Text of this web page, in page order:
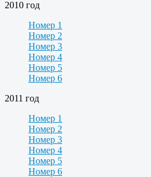
2010 год
Номер 1
Номер 2
Номер 3
Номер 4
Номер 5
Номер 6
2011 год
Номер 1
Номер 2
Номер 3
Номер 4
Номер 5
Номер 6